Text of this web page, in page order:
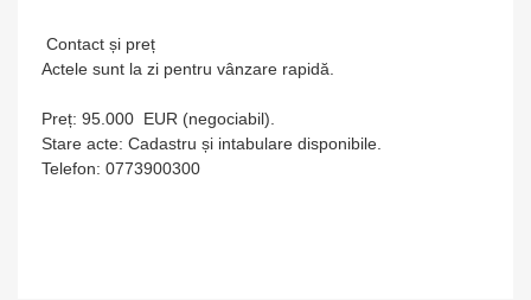
Contact și preț
Actele sunt la zi pentru vânzare rapidă.
Preț: 95.000 EUR (negociabil).
Stare acte: Cadastru și intabulare disponibile.
Telefon: 0773900300